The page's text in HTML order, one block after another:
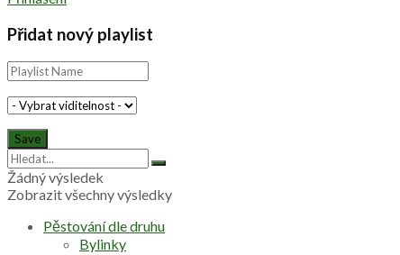
Přidat nový playlist
Žádný výsledek
Zobrazit všechny výsledky
Pěstování dle druhu
Bylinky